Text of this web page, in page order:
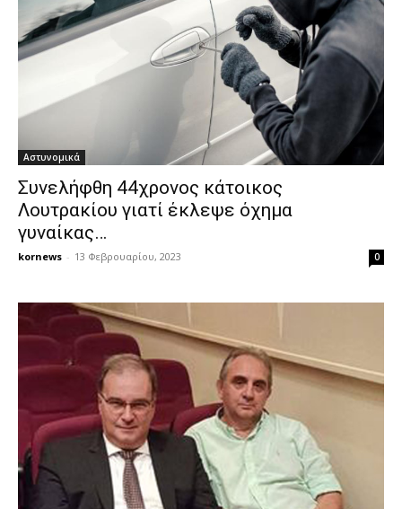
Αστυνομικά
Συνελήφθη 44χρονος κάτοικος
Λουτρακίου γιατί έκλεψε όχημα
γυναίκας…
kornews - 13 Φεβρουαρίου, 2023 0